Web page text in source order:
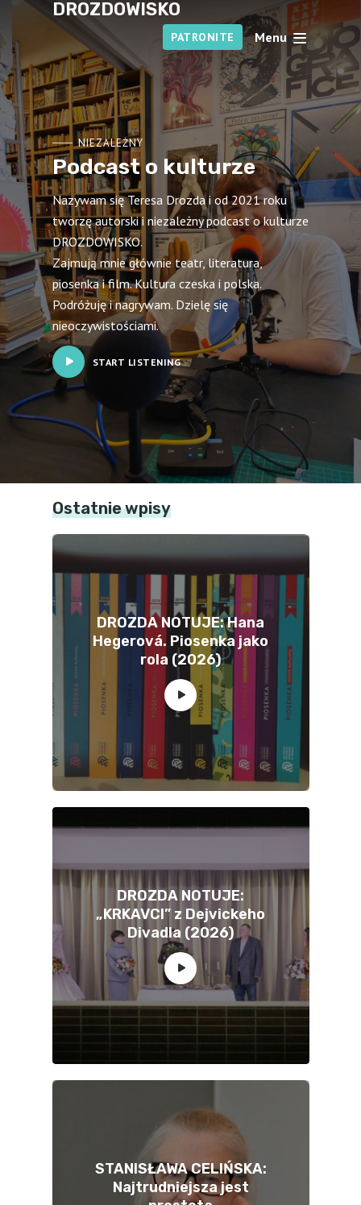
DROZDOWISKO
PATRONITE Menu
NIEZALEŻNY
Podcast o kulturze
Nazywam się Teresa Drozda i od 2021 roku
tworzę autorski i niezależny podcast o kulturze
DROZDOWISKO.
Zajmują mnie głównie teatr, literatura,
piosenka i film. Kultura czeska i polska.
Podróżuję i nagrywam. Dzielę się
nieoczywistościami.
START LISTENING
Ostatnie wpisy
DROZDA NOTUJE: Hana
Hegerová. Piosenka jako
rola (2026)
DROZDA NOTUJE:
„KRKAVCI” z Dejvickeho
Divadla (2026)
STANISŁAWA CELIŃSKA:
Najtrudniejsza jest